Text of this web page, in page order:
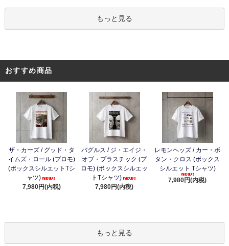
もっと見る
おすすめ商品
ザ・カーズ / グッド・タ
イムズ・ロール (プロモ)
(ボックスシルエットTシ
ャツ)
7,980円(内税)
バグルス / ジ・エイジ・
オブ・プラスチック (プ
ロモ) (ボックスシルエッ
トTシャツ)
7,980円(内税)
レモンヘッズ / カー・ボ
タン・クロス (ボックス
シルエット Tシャツ)
7,980円(内税)
もっと見る